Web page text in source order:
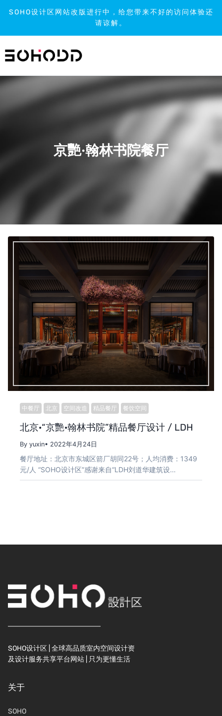
SOHO设计区网站改版进行中，给您带来不好的访问体验还
请谅解。
到
容
京艷·翰林书院餐厅
中餐厅 北京 空间改造 精品餐厅 餐饮空间
北京·“京艷·翰林书院”精品餐厅设计 / LDH
By yuxin• 2022年4月24日
餐厅地址：北京市东城区箭厂胡同22号；人均消费：1349
元/人 “SOHO设计区”感谢来自“LDH刘道华建筑设…
SOHO设计区 | 全球高品质室内空间设计资
及设计服务共享平台网站 | 只为更懂生活
关于
SOHO